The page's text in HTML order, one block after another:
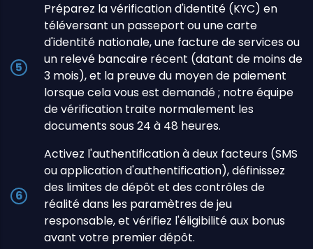
Préparez la vérification d'identité (KYC) en
téléversant un passeport ou une carte
d'identité nationale, une facture de services ou
un relevé bancaire récent (datant de moins de
3 mois), et la preuve du moyen de paiement
lorsque cela vous est demandé ; notre équipe
de vérification traite normalement les
documents sous 24 à 48 heures.
Activez l'authentification à deux facteurs (SMS
ou application d'authentification), définissez
des limites de dépôt et des contrôles de
réalité dans les paramètres de jeu
responsable, et vérifiez l'éligibilité aux bonus
avant votre premier dépôt.